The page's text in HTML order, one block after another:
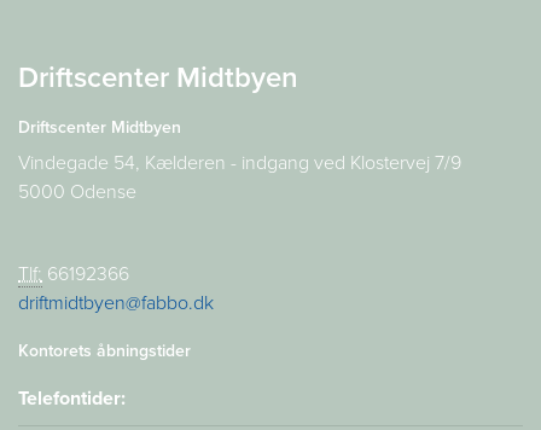
Driftscenter Midtbyen
Driftscenter Midtbyen
Vindegade 54, Kælderen - indgang ved Klostervej 7/9
5000 Odense
Tlf: 66192366
driftmidtbyen@fabbo.dk
Kontorets åbningstider
Telefontider: